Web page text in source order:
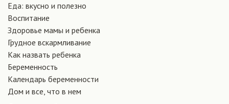
Еда: вкусно и полезно
Воспитание
Здоровье мамы и ребенка
Грудное вскармливание
Как назвать ребенка
Беременность
Календарь беременности
Дом и все, что в нем